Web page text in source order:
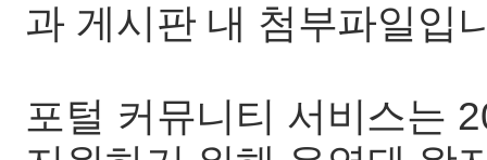
과 게시판 내 첨부파일입
포털 커뮤니티 서비스는